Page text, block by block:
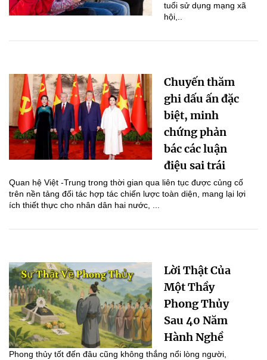
tuổi sử dụng mạng xã
hội,..
Chuyến thăm
ghi dấu ấn đặc
biệt, minh
chứng phản
bác các luận
điệu sai trái
Quan hệ Việt -Trung trong thời gian qua liên tục được củng cố
trên nền tảng đối tác hợp tác chiến lược toàn diện, mang lại lợi
ích thiết thực cho nhân dân hai nước, ...
Lời Thật Của
Một Thầy
Phong Thủy
Sau 40 Năm
Hành Nghề
Phong thủy tốt đến đâu cũng không thắng nổi lòng người,